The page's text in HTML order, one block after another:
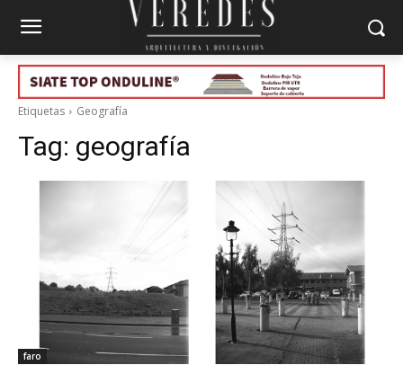
Etiquetas Geografía
Tag: geografía
faro